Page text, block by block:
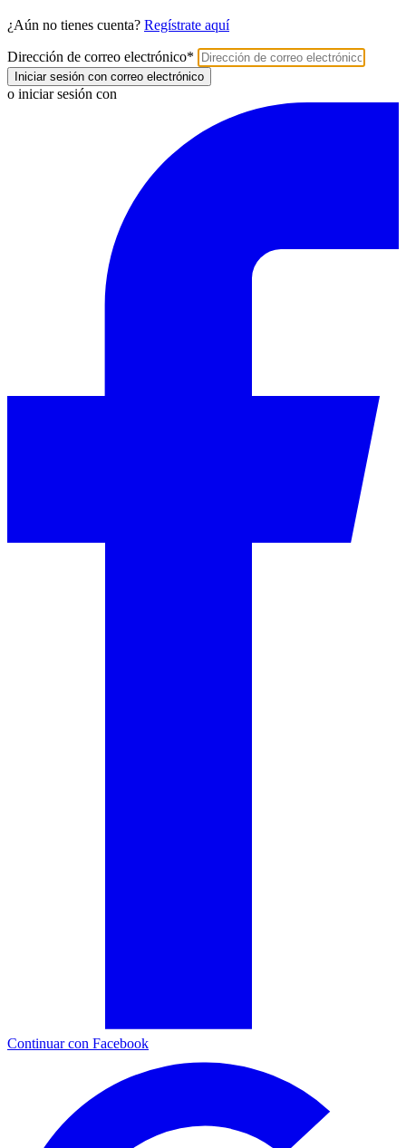
¿Aún no tienes cuenta? Regístrate aquí
Dirección de correo electrónico*
Iniciar sesión con correo electrónico
o iniciar sesión con
Continuar con Facebook